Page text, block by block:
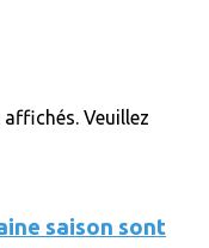
Veuillez
saison sont